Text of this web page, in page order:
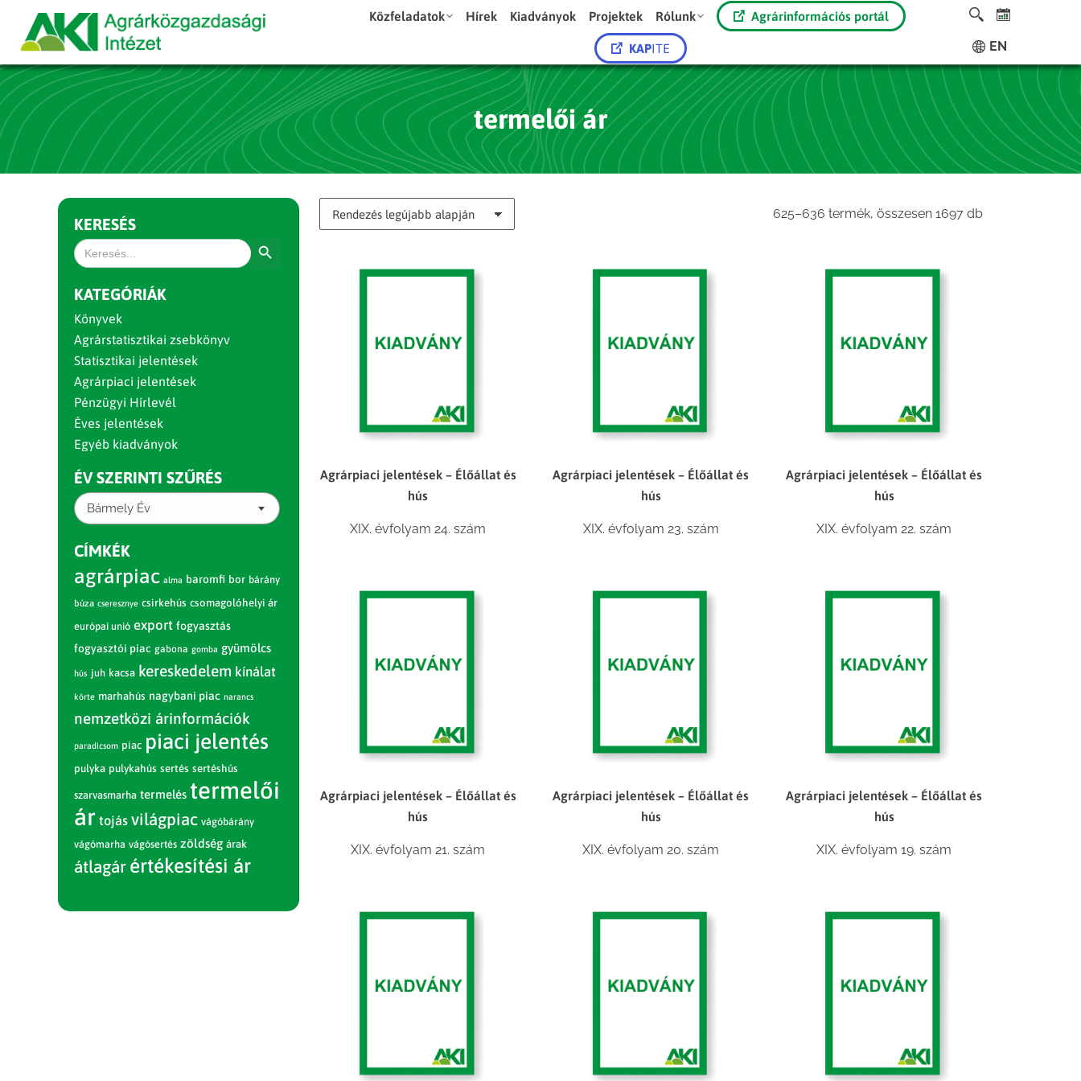
Közfeladatok Hírek Kiadványok Projektek Rólunk Agrárinformációs portál
KAPITE EN
termelői ár
625–636 termék, összesen 1697 dbSorted
Agrárpiaci jelentések – Élőállat és
hús
XIX. évfolyam 24. szám
Agrárpiaci jelentések – Élőállat és
hús
XIX. évfolyam 23. szám
Agrárpiaci jelentések – Élőállat és
hús
XIX. évfolyam 22. szám
Agrárpiaci jelentések – Élőállat és
hús
XIX. évfolyam 21. szám
Agrárpiaci jelentések – Élőállat és
hús
XIX. évfolyam 20. szám
Agrárpiaci jelentések – Élőállat és
hús
XIX. évfolyam 19. szám
KERESÉS
Search
for:
KATEGÓRIÁK
Könyvek
Agrárstatisztikai zsebkönyv
Statisztikai jelentések
Agrárpiaci jelentések
Pénzügyi Hírlevél
Éves jelentések
Egyéb kiadványok
ÉV SZERINTI SZŰRÉS
Bármely Év
CÍMKÉK
agrárpiac alma baromfi bor bárány
búza cseresznye csirkehús csomagolóhelyi ár
európai unió export fogyasztás
fogyasztói piac gabona gomba gyümölcs
hús juh kacsa kereskedelem kínálat
körte marhahús nagybani piac narancs
nemzetközi árinformációk
paradicsom piac piaci jelentés
pulyka pulykahús sertés sertéshús
szarvasmarha termelés termelői
ár tojás világpiac vágóbárány
vágómarha vágósertés zöldség árak
átlagár értékesítési ár